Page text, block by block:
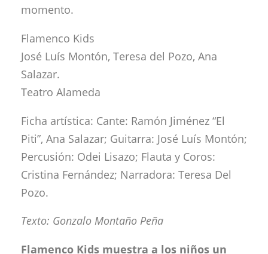
momento.
Flamenco Kids
José Luís Montón, Teresa del Pozo, Ana
Salazar.
Teatro Alameda
Ficha artística: Cante: Ramón Jiménez “El
Piti”, Ana Salazar; Guitarra: José Luís Montón;
Percusión: Odei Lisazo; Flauta y Coros:
Cristina Fernández; Narradora: Teresa Del
Pozo.
Texto: Gonzalo Montaño Peña
Flamenco Kids muestra a los niños un